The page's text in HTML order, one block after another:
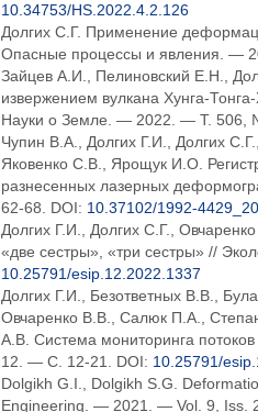
10.34753/HS.2022.4.2.126
Долгих С.Г. Применение
Опасные процессы и явления. —
Зайцев А.И., Пелиновский Е.Н.,
извержением вулкана Хунга-
Науки о Земле. — 2022. — Т. 506,
Чупин В.А., Долгих Г.И., Долгих
Яковенко С.В., Ярощук И.О.
разнесенных лазерных
62-68. DOI: 10.37102/1992-
Долгих Г.И., Долгих С.Г.,
«две сестры», «три сестры» //
10.25791/esip.12.2022.1337
Долгих Г.И., Безответных В.В.,
Овчаренко В.В., Салюк П.А.,
А.В. Система мониторинга
12. — С. 12-21. DOI: 10.25791/
Dolgikh G.I., Dolgikh S.G.
Engineering. — 2021. — Vol. 9, Iss.